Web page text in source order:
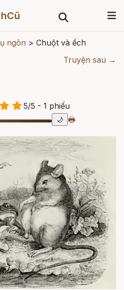
ngôn > Chuột và ếch
Truyện sau →
5/5 - 1 phiếu
🌙 🖶